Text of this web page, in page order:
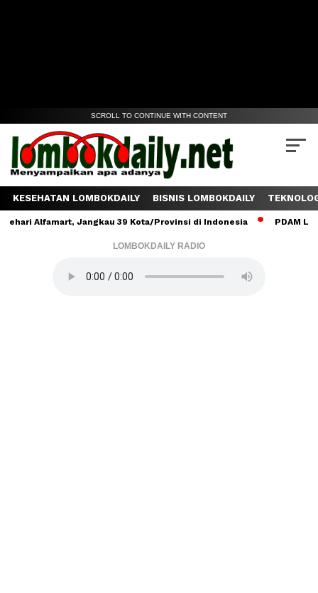
SCROLL TO CONTINUE WITH CONTENT
KESEHATAN LOMBOKDAILY BISNIS LOMBOKDAILY
Alfamart, Jangkau 39 Kota/Provinsi di Indonesia PDAM
LOMBOKDAILY RADIO